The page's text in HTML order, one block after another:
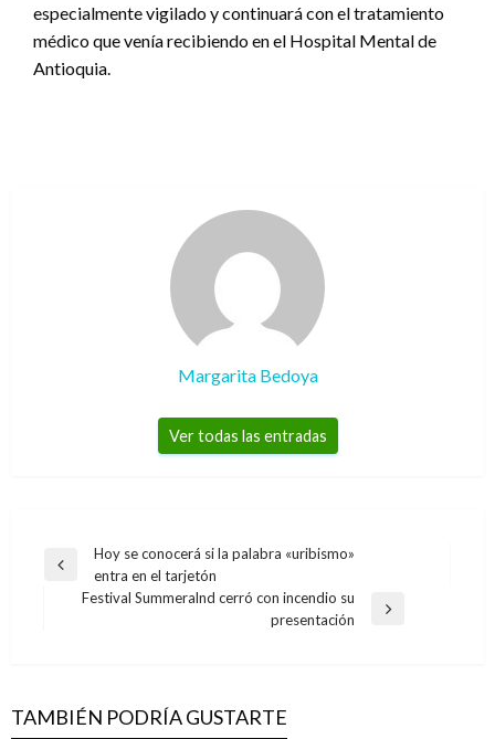
especialmente vigilado y continuará con el tratamiento
médico que venía recibiendo en el Hospital Mental de
Antioquia.
Margarita Bedoya
Ver todas las entradas
Navegación
Entrada
anterior
Hoy se conocerá si la palabra «uribismo»
entra en el tarjetón
Festival Summeralnd cerró con incendio su
presentación
TAMBIÉN PODRÍA GUSTARTE